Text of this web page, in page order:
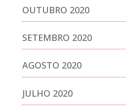
OUTUBRO 2020
SETEMBRO 2020
AGOSTO 2020
JULHO 2020